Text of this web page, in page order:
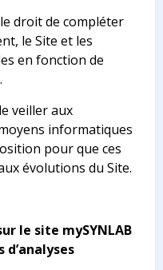
droit de compléter
le Site et les
en fonction de
veiller aux
informatiques
pour que ces
évolutions du Site.
le site mySYNLAB